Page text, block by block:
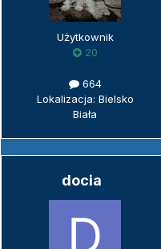
Użytkownik
20
664
Lokalizacja: Bielsko
Biała
docia